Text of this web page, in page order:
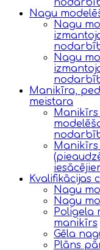
Nagu
Nagu
Nagu
Manikīra,
meistara
Manikīrs
Manikīrs
Kvalifikācijas
Nagu
Nagu
Poligela
manikīrs
Gēla
Plāns